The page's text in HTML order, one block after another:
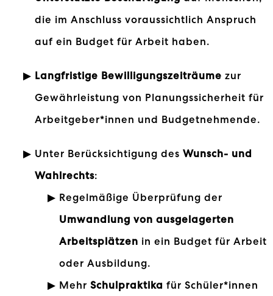
die im Anschluss voraussichtlich Anspruch
auf ein Budget für Arbeit haben.
Langfristige Bewilligungszeiträume zur
Gewährleistung von Planungssicherheit für
Arbeitgeber*innen und Budgetnehmende.
Unter Berücksichtigung des Wunsch- und
Wahlrechts:
Regelmäßige Überprüfung der
Umwandlung von ausgelagerten
Arbeitsplätzen in ein Budget für Arbeit
oder Ausbildung.
Mehr Schulpraktika für Schüler*innen